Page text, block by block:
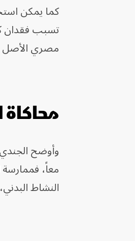
كما يمكن
تسبب فقدان
مصري الأصل
محاكاة
وأوضح
معاً،
النشاط